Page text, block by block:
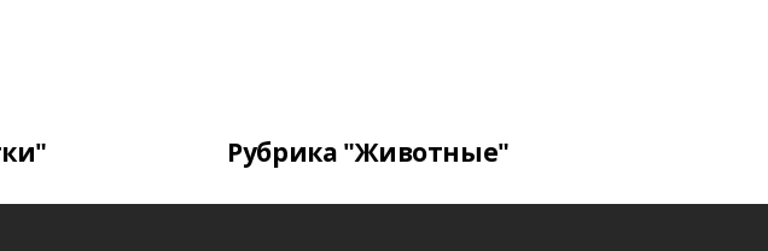
Рубрика "Животные"